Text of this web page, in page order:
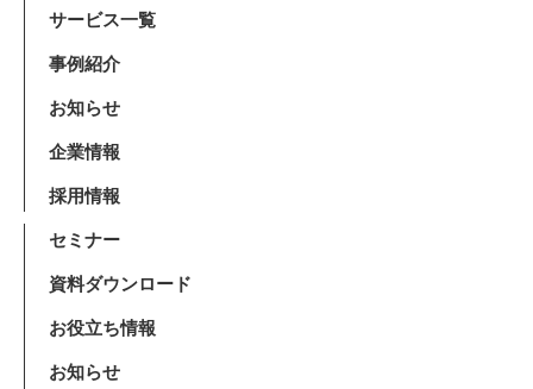
サービス一覧
事例紹介
お知らせ
企業情報
採用情報
セミナー
資料ダウンロード
お役立ち情報
お知らせ